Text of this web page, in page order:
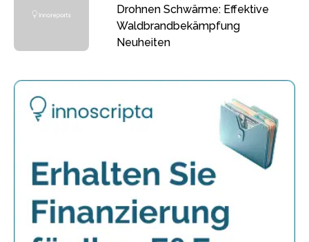
Drohnen Schwärme: Effektive
Waldbrandbekämpfung
Neuheiten